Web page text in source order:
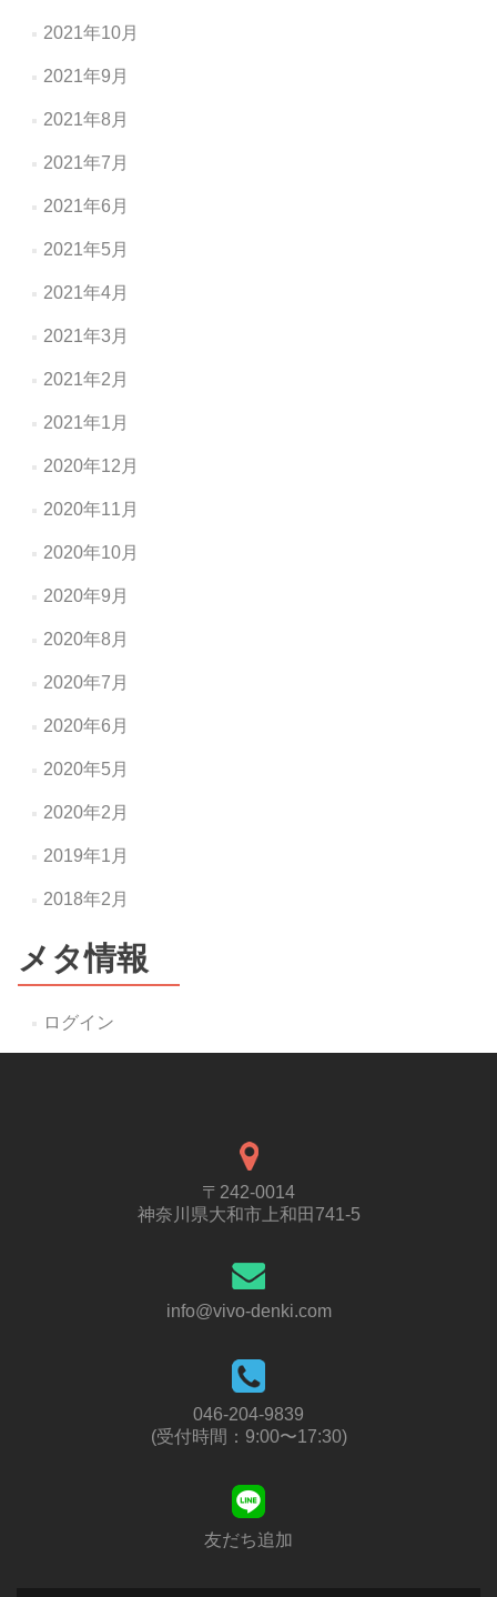
2021年10月
2021年9月
2021年8月
2021年7月
2021年6月
2021年5月
2021年4月
2021年3月
2021年2月
2021年1月
2020年12月
2020年11月
2020年10月
2020年9月
2020年8月
2020年7月
2020年6月
2020年5月
2020年2月
2019年1月
2018年2月
メタ情報
ログイン
〒242-0014
神奈川県大和市上和田741-5
info@vivo-denki.com
046-204-9839
(受付時間：9:00〜17:30)
友だち追加